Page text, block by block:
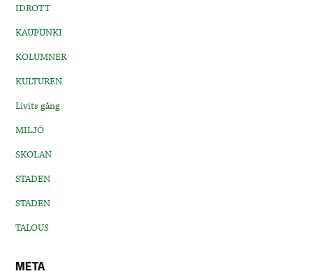
IDROTT
KAUPUNKI
KOLUMNER
KULTUREN
Livits gång
MILJÖ
SKOLAN
STADEN
STADEN
TALOUS
META